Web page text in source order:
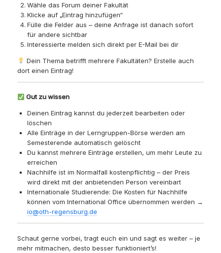
Wähle das Forum deiner Fakultät
Klicke auf „Eintrag hinzufügen“
Fülle die Felder aus – deine Anfrage ist danach sofort
für andere sichtbar
Interessierte melden sich direkt per E-Mail bei dir
Dein Thema betrifft mehrere Fakultäten? Erstelle auch
dort einen Eintrag!
Gut zu wissen
Deinen Eintrag kannst du jederzeit bearbeiten oder
löschen
Alle Einträge in der Lerngruppen-Börse werden am
Semesterende automatisch gelöscht
Du kannst mehrere Einträge erstellen, um mehr Leute zu
erreichen
Nachhilfe ist im Normalfall kostenpflichtig – der Preis
wird direkt mit der anbietenden Person vereinbart
Internationale Studierende: Die Kosten für Nachhilfe
können vom International Office übernommen werden →
io@oth-regensburg.de
Schaut gerne vorbei, tragt euch ein und sagt es weiter – je
mehr mitmachen, desto besser funktioniert’s!